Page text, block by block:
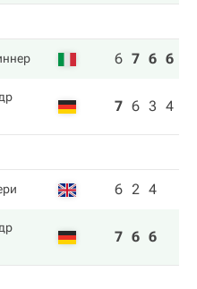
6 7 6 6
7 6 3 4
6 2 4
7 6 6